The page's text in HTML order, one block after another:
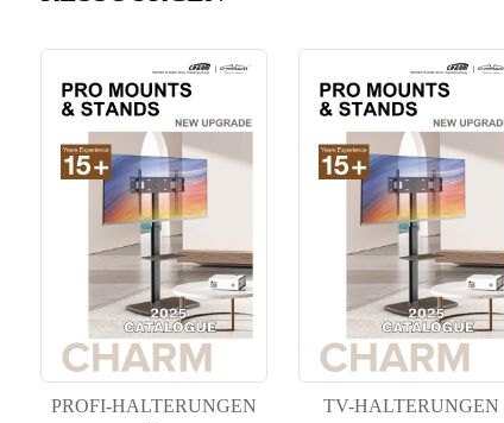
PROFI-HALTERUNGEN
TV-HALTERUNGEN